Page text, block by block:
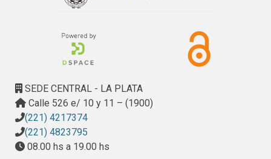
SEDE CENTRAL - LA PLATA
Calle 526 e/ 10 y 11 – (1900)
(221) 4217374
(221) 4823795
08.00 hs a 19.00 hs